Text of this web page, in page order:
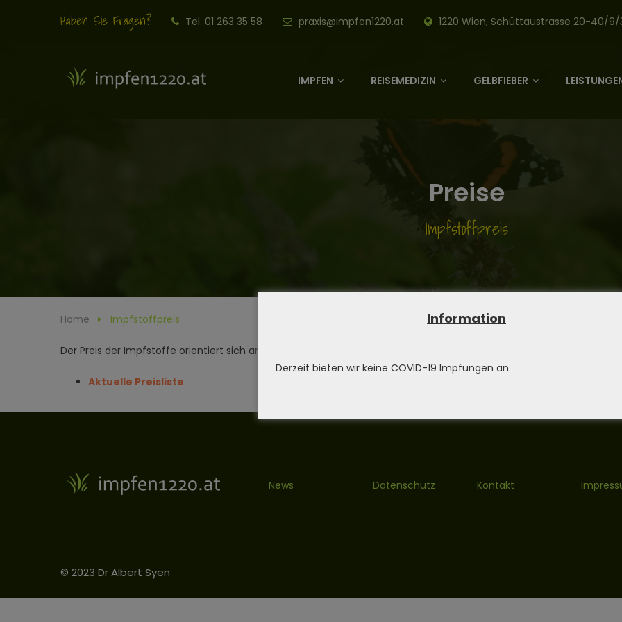
Haben Sie Fragen? Tel. 01 263 35 58 praxis@impfen1220.at 1220 Wien, Schüttaustrasse 20-40/
IMPFEN REISEMEDIZIN GELBFIEBER
Preise
Impfstoffpreis
Home Impfstoffpreis
Der Preis der Impfstoffe orientiert sich am Apothekenverkaufspreis:
Aktuelle Preisliste
News Datenschutz Kontakt
© 2023 Dr Albert Syen
Information
Derzeit bieten wir keine COVID-19 Impfungen an.